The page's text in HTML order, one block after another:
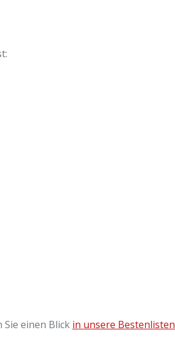
einen Blick in unsere Bestenlisten